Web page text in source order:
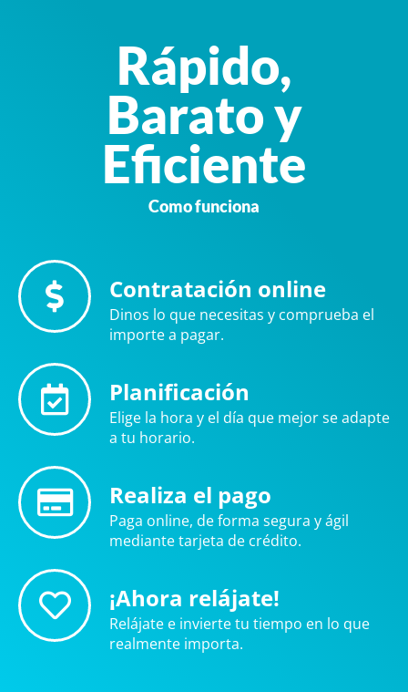
Rápido,
Barato y
Eficiente
Como funciona
Contratación online
Dinos lo que necesitas y comprueba el
importe a pagar.
Planificación
Elige la hora y el día que mejor se adapte
a tu horario.
Realiza el pago
Paga online, de forma segura y ágil
mediante tarjeta de crédito.
¡Ahora relájate!
Relájate e invierte tu tiempo en lo que
realmente importa.